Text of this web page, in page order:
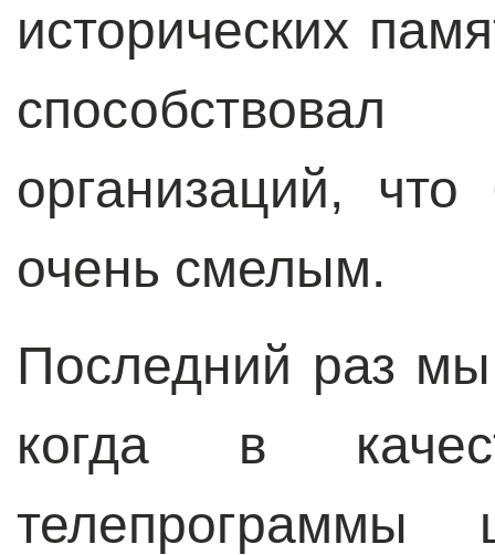
исторических
организаций,
очень смелым.
Последний раз
когда в
телепрограммы